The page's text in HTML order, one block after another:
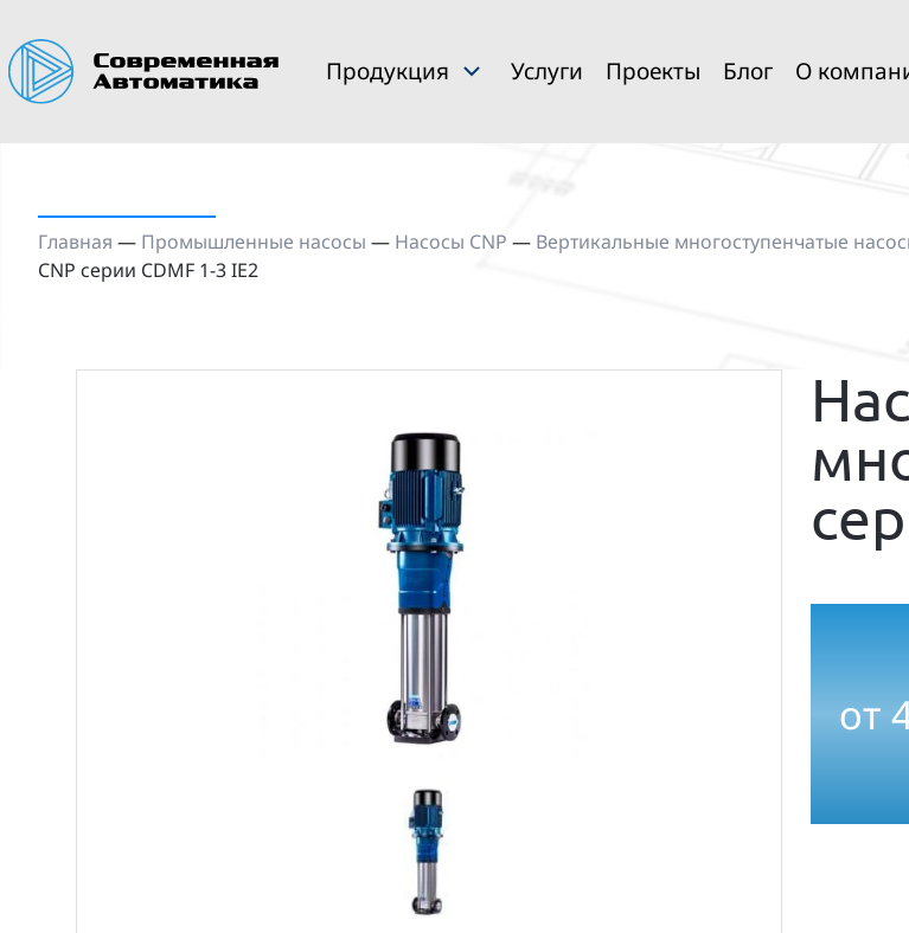
Продукция Услуги Проекты Блог О
Главная — Промышленные насосы — Насосы CNP — Вертикальные многоступенчатые
CNP серии CDMF 1-3 IE2
от